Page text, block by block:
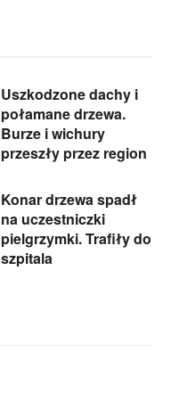
Uszkodzone dachy i
połamane drzewa.
Burze i wichury
przeszły przez region
Konar drzewa spadł
na uczestniczki
pielgrzymki. Trafiły do
szpitala